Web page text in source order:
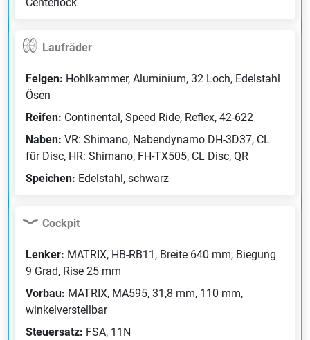
Laufräder
Felgen: Hohlkammer, Aluminium, 32 Loch, Edelstahl
Ösen
Reifen: Continental, Speed Ride, Reflex, 42-622
Naben: VR: Shimano, Nabendynamo DH-3D37, CL
für Disc, HR: Shimano, FH-TX505, CL Disc, QR
Speichen: Edelstahl, schwarz
Cockpit
Lenker: MATRIX, HB-RB11, Breite 640 mm, Biegung
9 Grad, Rise 25 mm
Vorbau: MATRIX, MA595, 31,8 mm, 110 mm,
winkelverstellbar
Steuersatz: FSA, 11N